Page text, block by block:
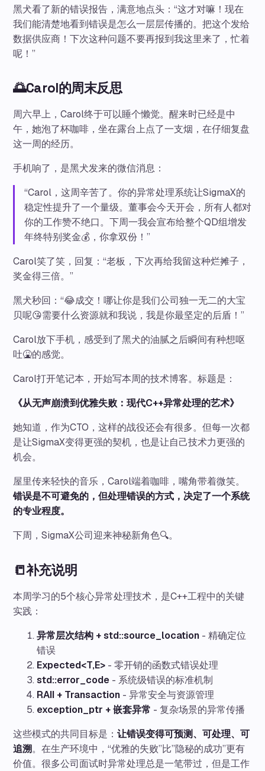
黑犬看了新的错误报告，满意地点头：“这才对嘛！现在
我们能清楚地看到错误是怎么一层层传播的。把这个发给
数据供应商！下次这种问题不要再报到我这里来了，忙着
呢！”
🌅Carol的周末反思
周六早上，Carol终于可以睡个懒觉。醒来时已经是中
午，她泡了杯咖啡，坐在露台上点了一支烟，在仔细复盘
这一周的经历。
手机响了，是黑犬发来的微信消息：
“Carol，这周辛苦了。你的异常处理系统让SigmaX的
稳定性提升了一个量级。董事会今天开会，所有人都对
你的工作赞不绝口。下周一我会宣布给整个QD组增发
年终特别奖金💰，你拿双份！”
Carol笑了笑，回复：“老板，下次再给我留这种烂摊子，
奖金得三倍。”
黑犬秒回：“😂成交！哪让你是我们公司独一无二的大宝
贝呢😘需要什么资源就和我说，我是你最坚定的后盾！”
Carol放下手机，感受到了黑犬的油腻之后瞬间有种想呕
吐🤮的感觉。
Carol打开笔记本，开始写本周的技术博客。标题是：
《从无声崩溃到优雅失败：现代C++异常处理的艺术》
她知道，作为CTO，这样的战役还会有很多。但每一次都
是让SigmaX变得更强的契机，也是让自己技术力更强的
机会。
屋里传来轻快的音乐，Carol端着咖啡，嘴角带着微笑。
错误是不可避免的，但处理错误的方式，决定了一个系统
的专业程度。
下周，SigmaX公司迎来神秘新角色🔍。
📒补充说明
本周学习的5个核心异常处理技术，是C++工程中的关键
实践：
异常层次结构 + std::source_location - 精确定位
错误
Expected<T,E> - 零开销的函数式错误处理
std::error_code - 系统级错误的标准机制
RAII + Transaction - 异常安全与资源管理
exception_ptr + 嵌套异常 - 复杂场景的异常传播
这些模式的共同目标是：让错误变得可预测、可处理、可
追溯。在生产环境中，“优雅的失败”比”隐秘的成功”更有
价值。很多公司面试时异常处理总是一笔带过，但是工作